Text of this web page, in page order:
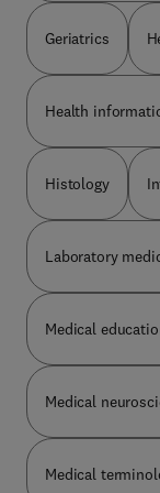
Geriatrics
Health
Histology
Laboratory
Medical
Medical
Medical